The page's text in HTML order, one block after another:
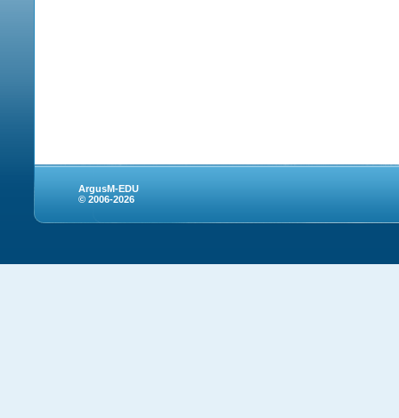
ArgusM-EDU
© 2006-2026